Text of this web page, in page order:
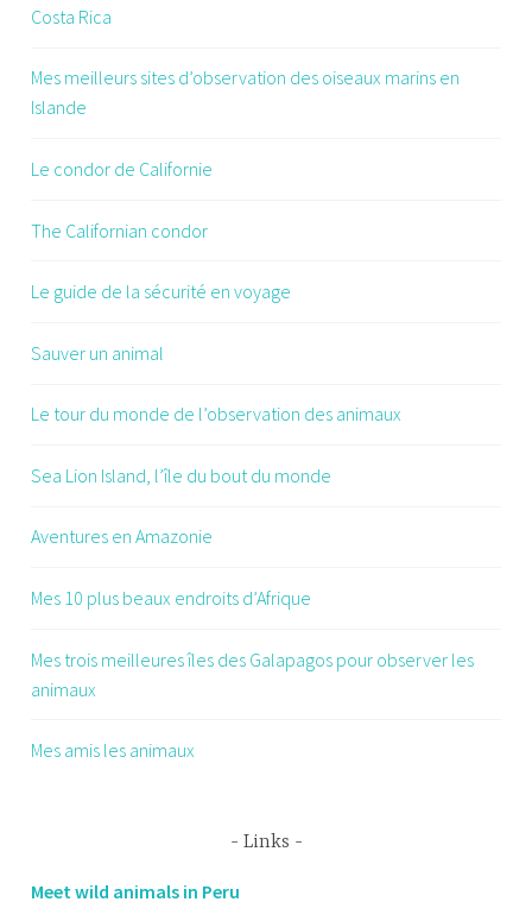
Costa Rica
Mes meilleurs sites d’observation des oiseaux marins en
Islande
Le condor de Californie
The Californian condor
Le guide de la sécurité en voyage
Sauver un animal
Le tour du monde de l’observation des animaux
Sea Lion Island, l’île du bout du monde
Aventures en Amazonie
Mes 10 plus beaux endroits d’Afrique
Mes trois meilleures îles des Galapagos pour observer les
animaux
Mes amis les animaux
Links
Meet wild animals in Peru